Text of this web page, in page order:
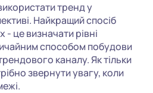
тренд у
Найкращий спосіб
це визначати рівні
способом побудови
каналу. Як тільки
звернути увагу, коли